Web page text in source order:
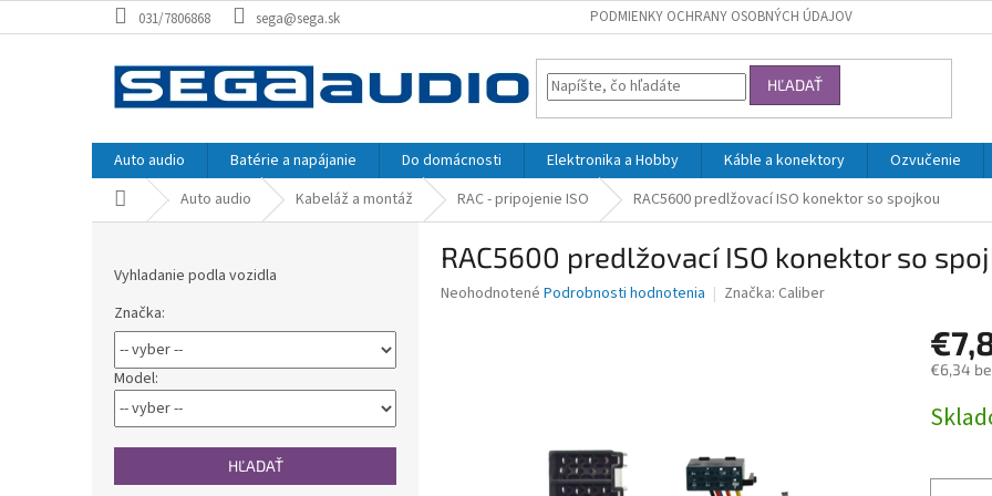
na
031/7806868 sega@sega.sk PODMIENKY OCHRANY OSOBNÝCH ÚDAJOV
HĽADAŤ
Auto audio Batérie a napájanie Do domácnosti Elektronika a Hobby Káble a konektory Ozvučenie
DomovAuto audio Kabeláž a montáž RAC - pripojenie ISO RAC5600 predlžovací ISO konektor so spojkou
Vyhladanie podla vozidla
Značka:
Model:
HĽADAŤ
RAC5600 predlžovací ISO konektor so
Priemerné
Neohodnotené Podrobnosti hodnotenia Značka: Caliber
€6,34
cena: